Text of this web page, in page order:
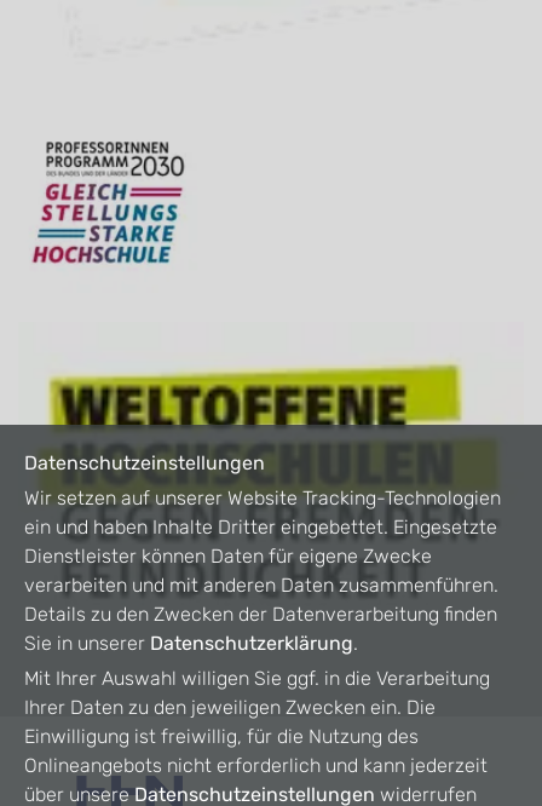
Datenschutzeinstellungen
Wir setzen auf unserer Website Tracking-Technologien
ein und haben Inhalte Dritter eingebettet. Eingesetzte
Dienstleister können Daten für eigene Zwecke
verarbeiten und mit anderen Daten zusammenführen.
Details zu den Zwecken der Datenverarbeitung finden
Sie in unserer Datenschutzerklärung.
Mit Ihrer Auswahl willigen Sie ggf. in die Verarbeitung
Ihrer Daten zu den jeweiligen Zwecken ein. Die
Einwilligung ist freiwillig, für die Nutzung des
Onlineangebots nicht erforderlich und kann jederzeit
über unsereDatenschutzeinstellungen widerrufen